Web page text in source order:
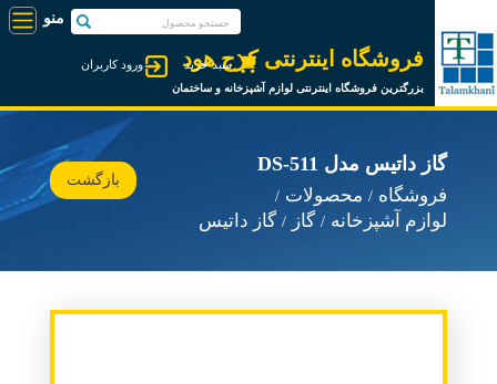
فروشگاه اینترنتی کرج هود
بزرگترین فروشگاه اینترنتی لوازم آشپزخانه و ساختمان
ورود کاربران سبد خرید
گاز داتیس مدل DS-511
فروشگاه
محصولات
لوازم آشپزخانه
گاز گاز داتیس
بازگشت